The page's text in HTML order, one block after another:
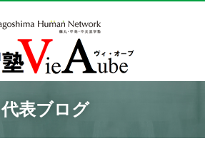
代表ブログ